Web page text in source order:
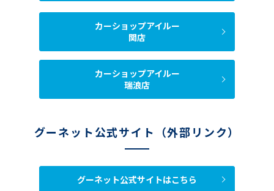
カーショップアイルー
関店
カーショップアイルー
瑞浪店
グーネット公式サイト（外部リンク）
グーネット公式サイトはこちら